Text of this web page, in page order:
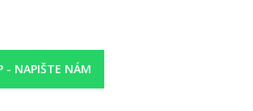
v ceně
- NAPIŠTE NÁM